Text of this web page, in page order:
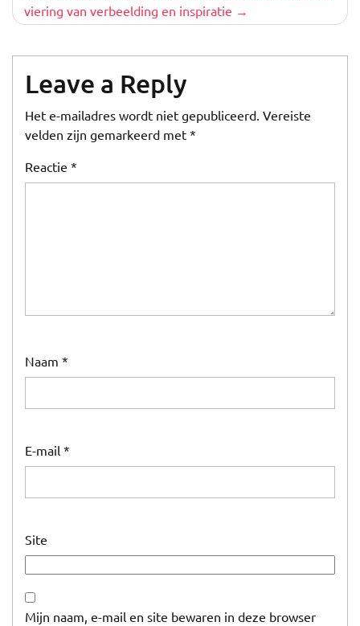
viering van verbeelding en inspiratie
Leave a Reply
Het e-mailadres wordt niet gepubliceerd. Vereiste
velden zijn gemarkeerd met *
Reactie *
Naam *
E-mail *
Site
Mijn naam, e-mail en site bewaren in deze browser